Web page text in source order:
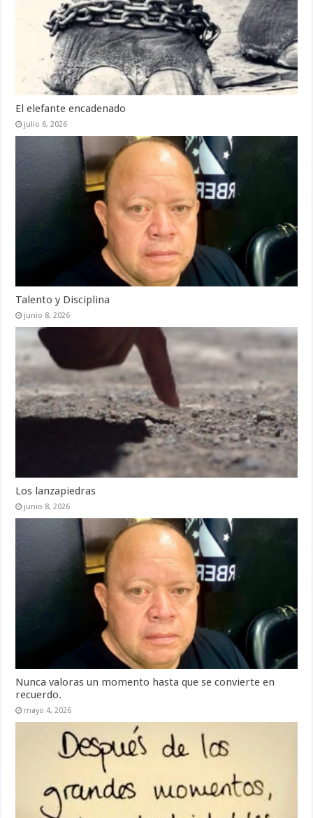
El elefante encadenado
julio 6, 2026
Talento y Disciplina
junio 8, 2026
Los lanzapiedras
junio 8, 2026
Nunca valoras un momento hasta que se convierte en
recuerdo.
mayo 4, 2026